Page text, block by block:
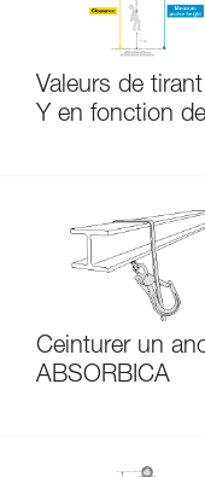
Valeurs de
Y en fonction
Ceinturer un
ABSORBICA